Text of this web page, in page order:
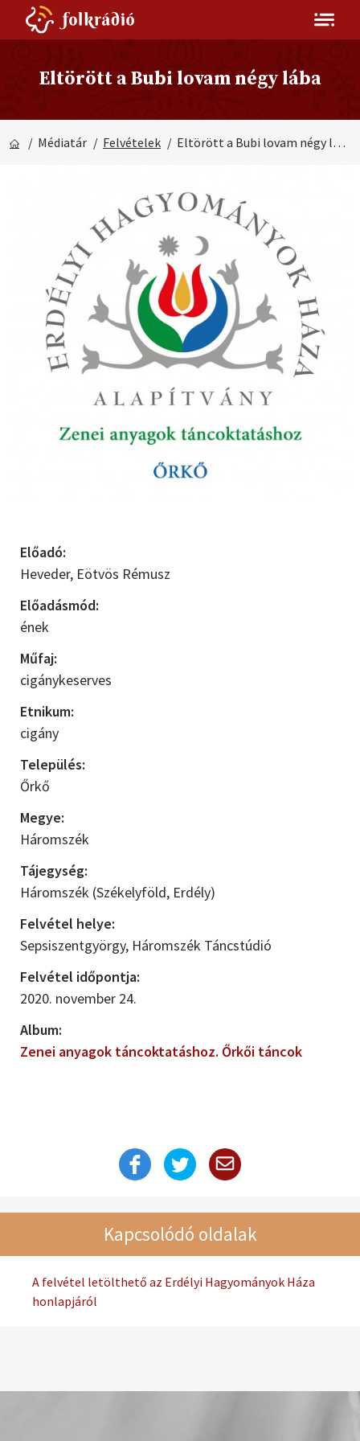
Eltörött a Bubi lovam négy lába
/ Médiatár / Felvételek / Eltörött a Bubi lovam négy lába
Kapcsolódó oldalak
A felvétel letölthető az Erdélyi Hagyományok Háza
honlapjáról
Előadó:
Heveder, Eötvös Rémusz
Előadásmód:
ének
Műfaj:
cigánykeserves
Etnikum:
cigány
Település:
Őrkő
Megye:
Háromszék
Tájegység:
Háromszék (Székelyföld, Erdély)
Felvétel helye:
Sepsiszentgyörgy, Háromszék Táncstúdió
Felvétel időpontja:
2020. november 24.
Album:
Zenei anyagok táncoktatáshoz. Őrkői táncok